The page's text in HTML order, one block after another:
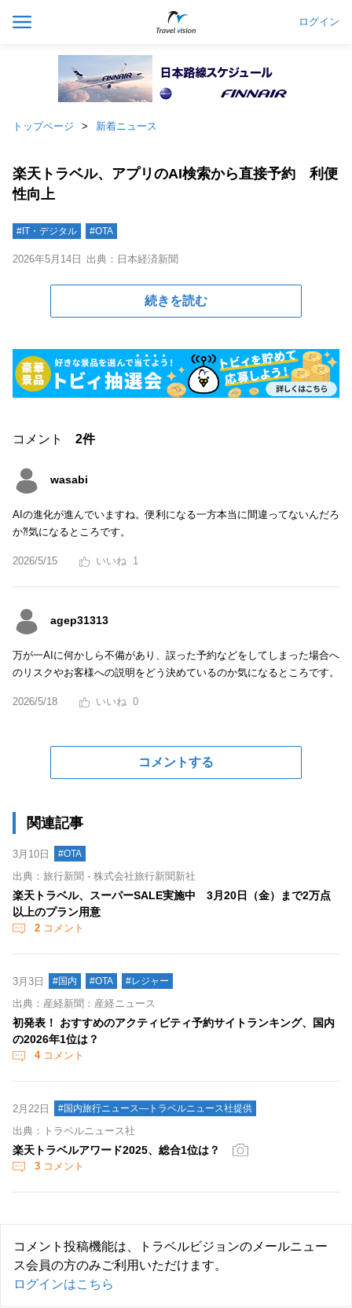
ログイン
トップページ 新着ニュース
楽天トラベル、アプリのAI検索から直接予約 利便
性向上
#IT・デジタル #OTA
2026年5月14日 出典：日本経済新聞
続きを読む
コメント 2件
wasabi
AIの進化が進んでいますね。便利になる一方本当に間違ってないんだろ
か⁈気になるところです。
2026/5/15 1
agep31313
万が一AIに何かしら不備があり、誤った予約などをしてしまった場合へ
のリスクやお客様への説明をどう決めているのか気になるところです。
2026/5/18 0
コメントする
関連記事
3月10日 #OTA
出典：旅行新聞 - 株式会社旅行新聞新社
楽天トラベル、スーパーSALE実施中 3月20日（金）まで2万点
以上のプラン用意
2 コメント
3月3日 #国内 #OTA #レジャー
出典：産経新聞：産経ニュース
初発表！ おすすめのアクティビティ予約サイトランキング、国内
の2026年1位は？
4コメント
2月22日 #国内旅行ニュース―トラベルニュース社提供
出典：トラベルニュース社
楽天トラベルアワード2025、総合1位は？
3 コメント
コメント投稿機能は、トラベルビジョンのメールニュー
ス会員の方のみご利用いただけます。
ログインはこちら